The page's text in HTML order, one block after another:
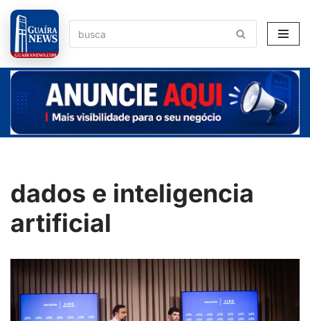
Pular
para
o
conteúdo
dados e inteligencia
artificial